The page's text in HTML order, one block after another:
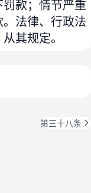
款；情节严重
法律、行政法
其规定。
第三十八条